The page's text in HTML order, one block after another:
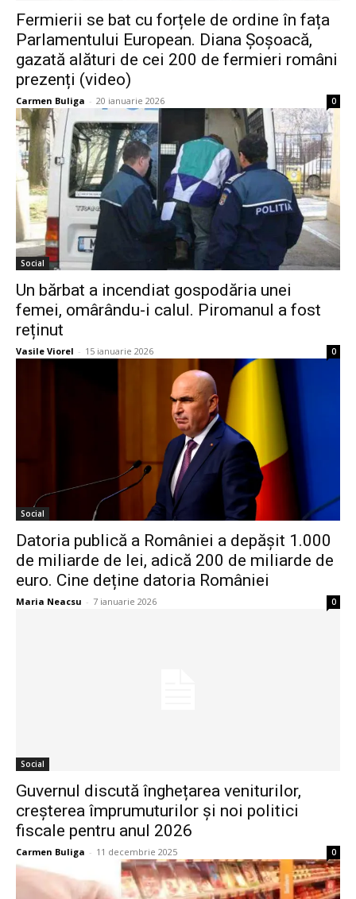
Fermierii se bat cu forțele de ordine în fața
Parlamentului European. Diana Șoșoacă,
gazată alături de cei 200 de fermieri români
prezenți (video)
Carmen Buliga - 20 ianuarie 2026 0
Social
Un bărbat a incendiat gospodăria unei
femei, omârându-i calul. Piromanul a fost
reținut
Vasile Viorel - 15 ianuarie 2026 0
Social
Datoria publică a României a depășit 1.000
de miliarde de lei, adică 200 de miliarde de
euro. Cine deține datoria României
Maria Neacsu - 7 ianuarie 2026 0
Social
Guvernul discută înghețarea veniturilor,
creșterea împrumuturilor și noi politici
fiscale pentru anul 2026
Carmen Buliga - 11 decembrie 2025 0